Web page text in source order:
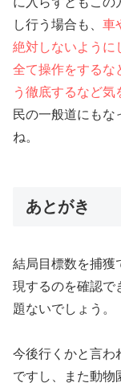
し行う場合も、 車
絶対しないように
全て操作をするな
う徹底するなど気
民の一般道にもな
ね。
あとがき
結局目標数を捕獲
現するのを確認で
題ないでしょう。
今後行くかと言わ
ですし、また動物